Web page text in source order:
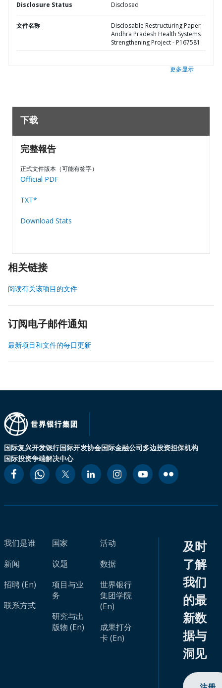
Disclosure Status Disclosed
文件名称
Disclosable Restructuring Paper -
Andhra Pradesh Health Systems
Strengthening Project - P167581
更多显示
下载
完整報告
正式文件版本（可能有签字）
Official PDF
TXT*
Download Stats
相关链接
阅读有关该项目的文件
订阅电子邮件通知
最新项目和文件的每日更新
国际复兴开发银行国际开发协会国际金融公司多边投资担保机构
国际投资争端解决中心
我们是谁
新闻
招聘 (En)
联系方式
国家
议题
项目与业
务
研究与出
版物 (En)
活动
数据
世界银行
集团学院
(En)
成果打分
卡 (En)
及时
了解
我们
的最
新数
据与
洞见